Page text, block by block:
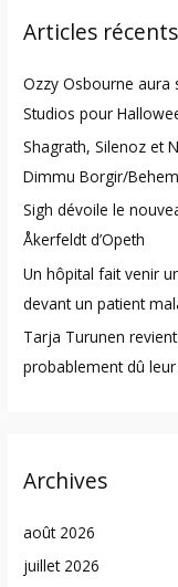
c
f
o
r
:
Articles récents
Ozzy Osbourne aura
Studios pour
Shagrath, Silenoz et
Dimmu Borgir/
Sigh dévoile le
Åkerfeldt d’Opeth
Un hôpital fait venir
devant un patient
Tarja Turunen
probablement dû
Archives
août 2026
juillet 2026